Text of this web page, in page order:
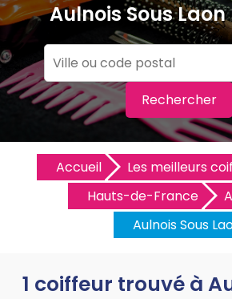
Aulnois Sous
Rechercher
Accueil
Les meilleurs
Hauts-de-France
Aulnois Sous
1 coiffeur trouvé à